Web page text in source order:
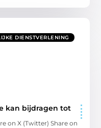
DIENSTVERLENING
kan bijdragen tot
on X (Twitter) Share on